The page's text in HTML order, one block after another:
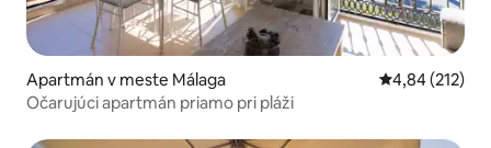
Apartmán v meste Málaga Priemerné
4,84 (212)
Očarujúci apartmán priamo pri pláži